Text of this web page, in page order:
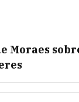
Moraes